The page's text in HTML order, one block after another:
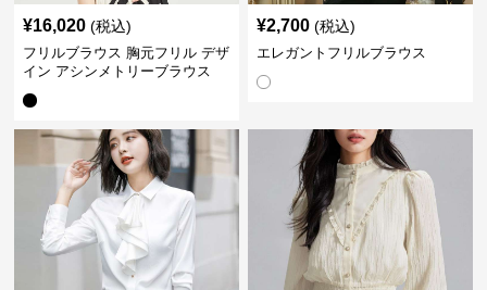
¥16,020 (税込)
フリルブラウス 胸元フリル デザ
イン アシンメトリーブラウス
¥2,700 (税込)
エレガントフリルブラウス